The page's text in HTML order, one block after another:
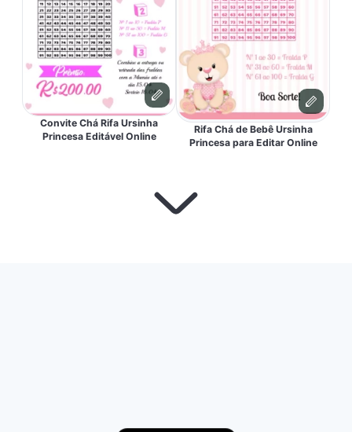
Convite Chá Rifa Ursinha
Princesa Editável Online
Rifa Chá de Bebê Ursinha
Princesa para Editar Online